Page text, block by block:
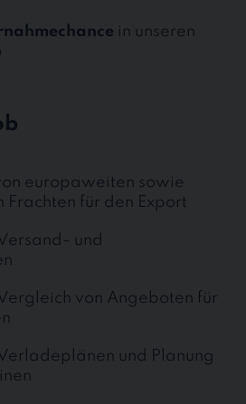
in unseren
europaweiten sowie
Frachten für den Export
und
von Angeboten für
und Planung